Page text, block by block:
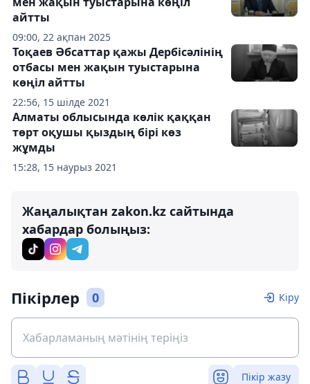
09:00, 22 ақпан 2025
айтты
22:56, 15 шілде 2021
Тоқаев Әбсаттар қажы Дербісәлінің
отбасы мен жақын туыстарына
көңіл айтты
15:28, 15 наурыз 2021
Алматы облысында көлік қаққан
төрт оқушы қыздың бірі көз
жұмды
Жаңалықтан zakon.kz сайтында
хабардар болыңыз:
Пікірлер 0 Кіру
Пікір жазу